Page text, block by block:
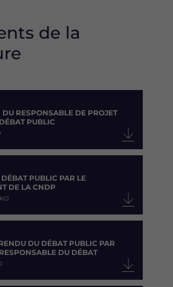
de la
DU RESPONSABLE DE PROJET
PUBLIC
PUBLIC PAR LE
DE LA CNDP
DU DÉBAT PUBLIC PAR
DU DÉBAT